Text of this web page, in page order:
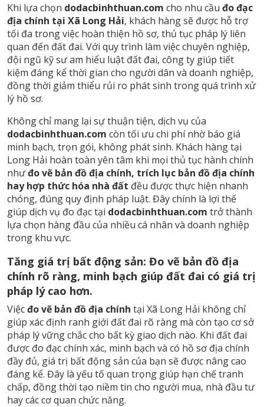
Khi lựa chọn dodacbinhthuan.com cho nhu cầu đo đạc
địa chính tại Xã Long Hải, khách hàng sẽ được hỗ trợ
tối đa trong việc hoàn thiện hồ sơ, thủ tục pháp lý liên
quan đến đất đai. Với quy trình làm việc chuyên nghiệp,
đội ngũ kỹ sư am hiểu luật đất đai, công ty giúp tiết
kiệm đáng kể thời gian cho người dân và doanh nghiệp,
đồng thời giảm thiểu rủi ro phát sinh trong quá trình xử
lý hồ sơ.
Không chỉ mang lại sự thuận tiện, dịch vụ của
dodacbinhthuan.com còn tối ưu chi phí nhờ báo giá
minh bạch, trọn gói, không phát sinh. Khách hàng tại
Long Hải hoàn toàn yên tâm khi mọi thủ tục hành chính
nhưđo vẽ bản đồ địa chính, trích lục bản đồ địa chính
hay hợp thức hóa nhà đất đều được thực hiện nhanh
chóng, đúng quy định pháp luật. Đây chính là lợi thế
giúp dịch vụ đo đạc tại dodacbinhthuan.com trở thành
lựa chọn hàng đầu của nhiều cá nhân và doanh nghiệp
trong khu vực.
Tăng giá trị bất động sản: Đo vẽ bản đồ địa
chính rõ ràng, minh bạch giúp đất đai có giá trị
pháp lý cao hơn.
Việcđo vẽ bản đồ địa chính tại Xã Long Hải không chỉ
giúp xác định ranh giới đất đai rõ ràng mà còn tạo cơ sở
pháp lý vững chắc cho bất kỳ giao dịch nào. Khi đất đai
được đo đạc chính xác, minh bạch và có hồ sơ địa chính
đầy đủ, giá trị bất động sản của bạn sẽ được nâng cao
đáng kể. Đây là yếu tố quan trọng giúp hạn chế tranh
chấp, đồng thời tạo niềm tin cho người mua, nhà đầu tư
hay các cơ quan chức năng.